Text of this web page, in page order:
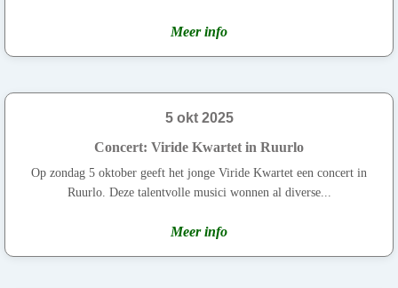
Meer info
5 okt 2025
Concert: Viride Kwartet in Ruurlo
Op zondag 5 oktober geeft het jonge Viride Kwartet een concert in
Ruurlo. Deze talentvolle musici wonnen al diverse...
Meer info